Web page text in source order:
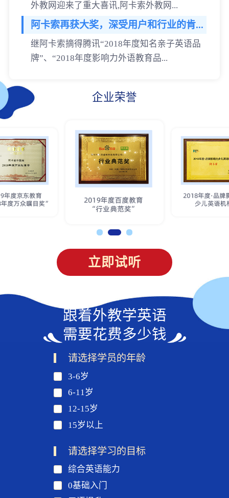
外教网迎来了重大喜讯,阿卡索外教网...
阿卡索再获大奖，深受用户和行业的肯...
继阿卡索摘得腾讯“2018年度知名亲子英语品
牌”、“2018年度影响力外语教育品...
企业荣誉
立即试听
跟着外教学英语
需要花费多少钱
请选择学员的年龄
3-6岁
6-11岁
12-15岁
15岁以上
请选择学习的目标
综合英语能力
0基础入门